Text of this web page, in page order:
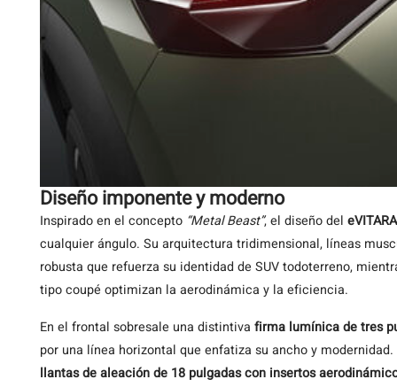
Diseño imponente y moderno
Inspirado en el concepto “Metal Beast”, el diseño del eVITARA
cualquier ángulo. Su arquitectura tridimensional, líneas
robusta que refuerza su identidad de SUV todoterreno,
tipo coupé optimizan la aerodinámica y la eficiencia.
En el frontal sobresale una distintiva firma lumínica de tres
por una línea horizontal que enfatiza su ancho y
llantas de aleación de 18 pulgadas con insertos